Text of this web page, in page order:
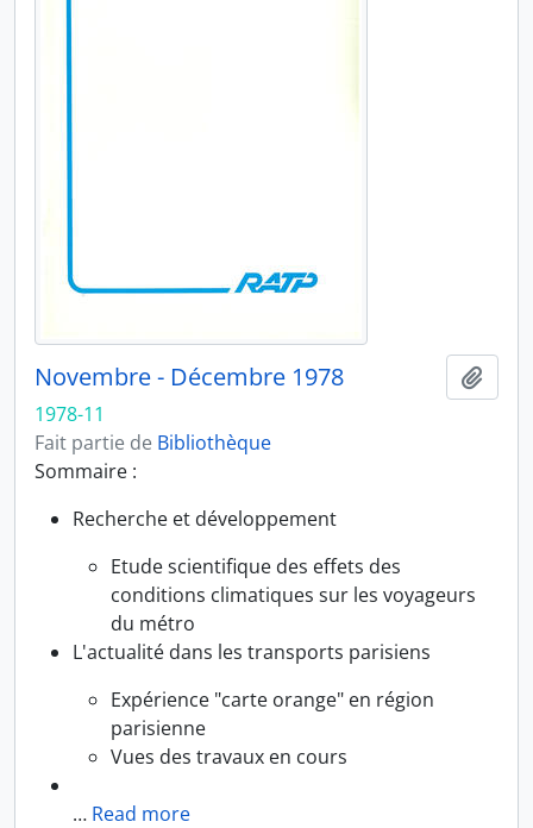
Novembre - Décembre 1978
1978-11
Fait partie de Bibliothèque
Sommaire :
Recherche et développement
Etude scientifique des effets des
conditions climatiques sur les voyageurs
du métro
L'actualité dans les transports parisiens
Expérience "carte orange" en région
parisienne
Vues des travaux en cours
… Read more